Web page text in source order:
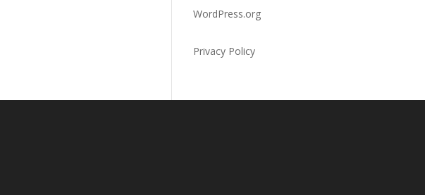
WordPress.org
Privacy Policy